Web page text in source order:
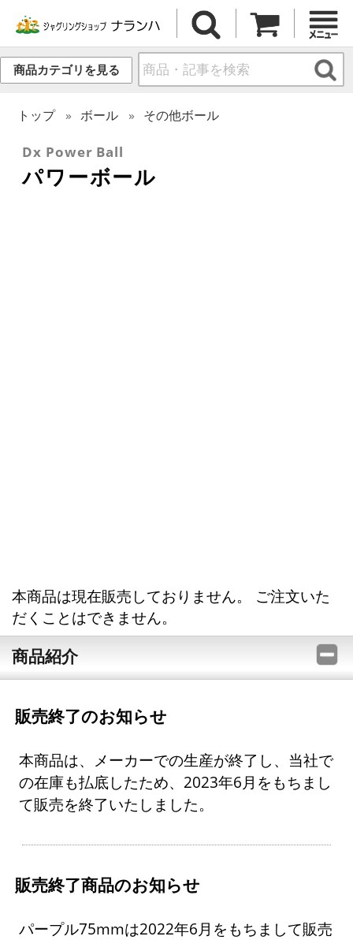
商品カテゴリを見る
トップ ボール その他ボール
Dx Power Ball
パワーボール
本商品は現在販売しておりません。 ご注文いた
だくことはできません。
商品紹介
販売終了のお知らせ
本商品は、メーカーでの生産が終了し、当社で
の在庫も払底したため、2023年6月をもちまし
て販売を終了いたしました。
販売終了商品のお知らせ
パープル75mmは2022年6月をもちまして販売